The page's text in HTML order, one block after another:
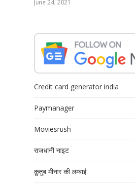
June 24, 2021
Credit card generator india
Paymanager
Moviesrush
राजधानी नाइट
क़ुतुब मीनार की लम्बाई